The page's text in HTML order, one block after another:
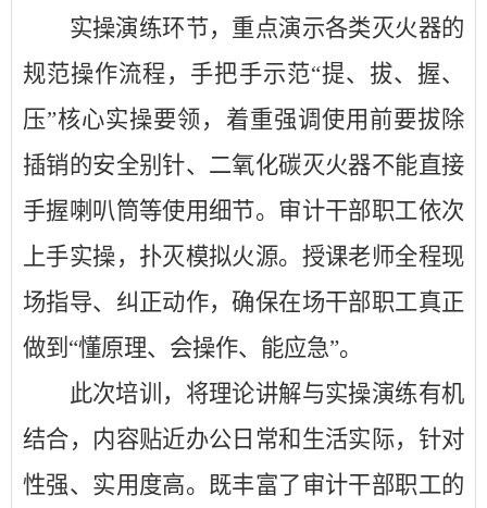
实操演练环节，重点演示各类灭火器的
规范操作流程，手把手示范“提、拔、握、
压”核心实操要领，着重强调使用前要拔除
插销的安全别针、二氧化碳灭火器不能直接
手握喇叭筒等使用细节。审计干部职工依次
上手实操，扑灭模拟火源。授课老师全程现
场指导、纠正动作，确保在场干部职工真正
做到“懂原理、会操作、能应急”。
此次培训，将理论讲解与实操演练有机
结合，内容贴近办公日常和生活实际，针对
性强、实用度高。既丰富了审计干部职工的